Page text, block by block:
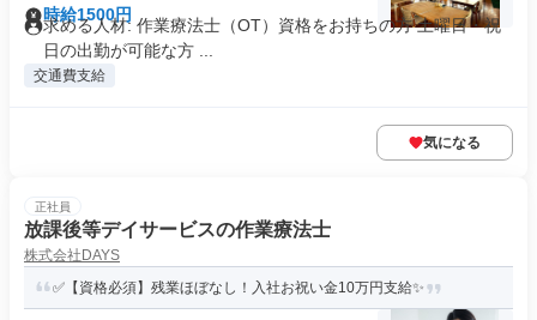
時給1500円
求める人材: 作業療法士（OT）資格をお持ちの方 土曜日・祝
日の出勤が可能な方 ...
交通費支給
気になる
正社員
放課後等デイサービスの作業療法士
株式会社DAYS
✅【資格必須】残業ほぼなし！入社お祝い金10万円支給✨